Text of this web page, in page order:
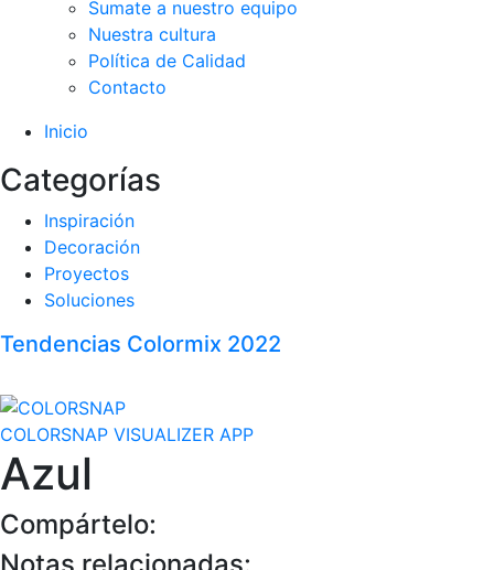
Sumate a nuestro equipo
Nuestra cultura
Política de Calidad
Contacto
Inicio
Categorías
Inspiración
Decoración
Proyectos
Soluciones
Tendencias Colormix 2022
COLORSNAP VISUALIZER APP
Azul
Compártelo:
Notas relacionadas: